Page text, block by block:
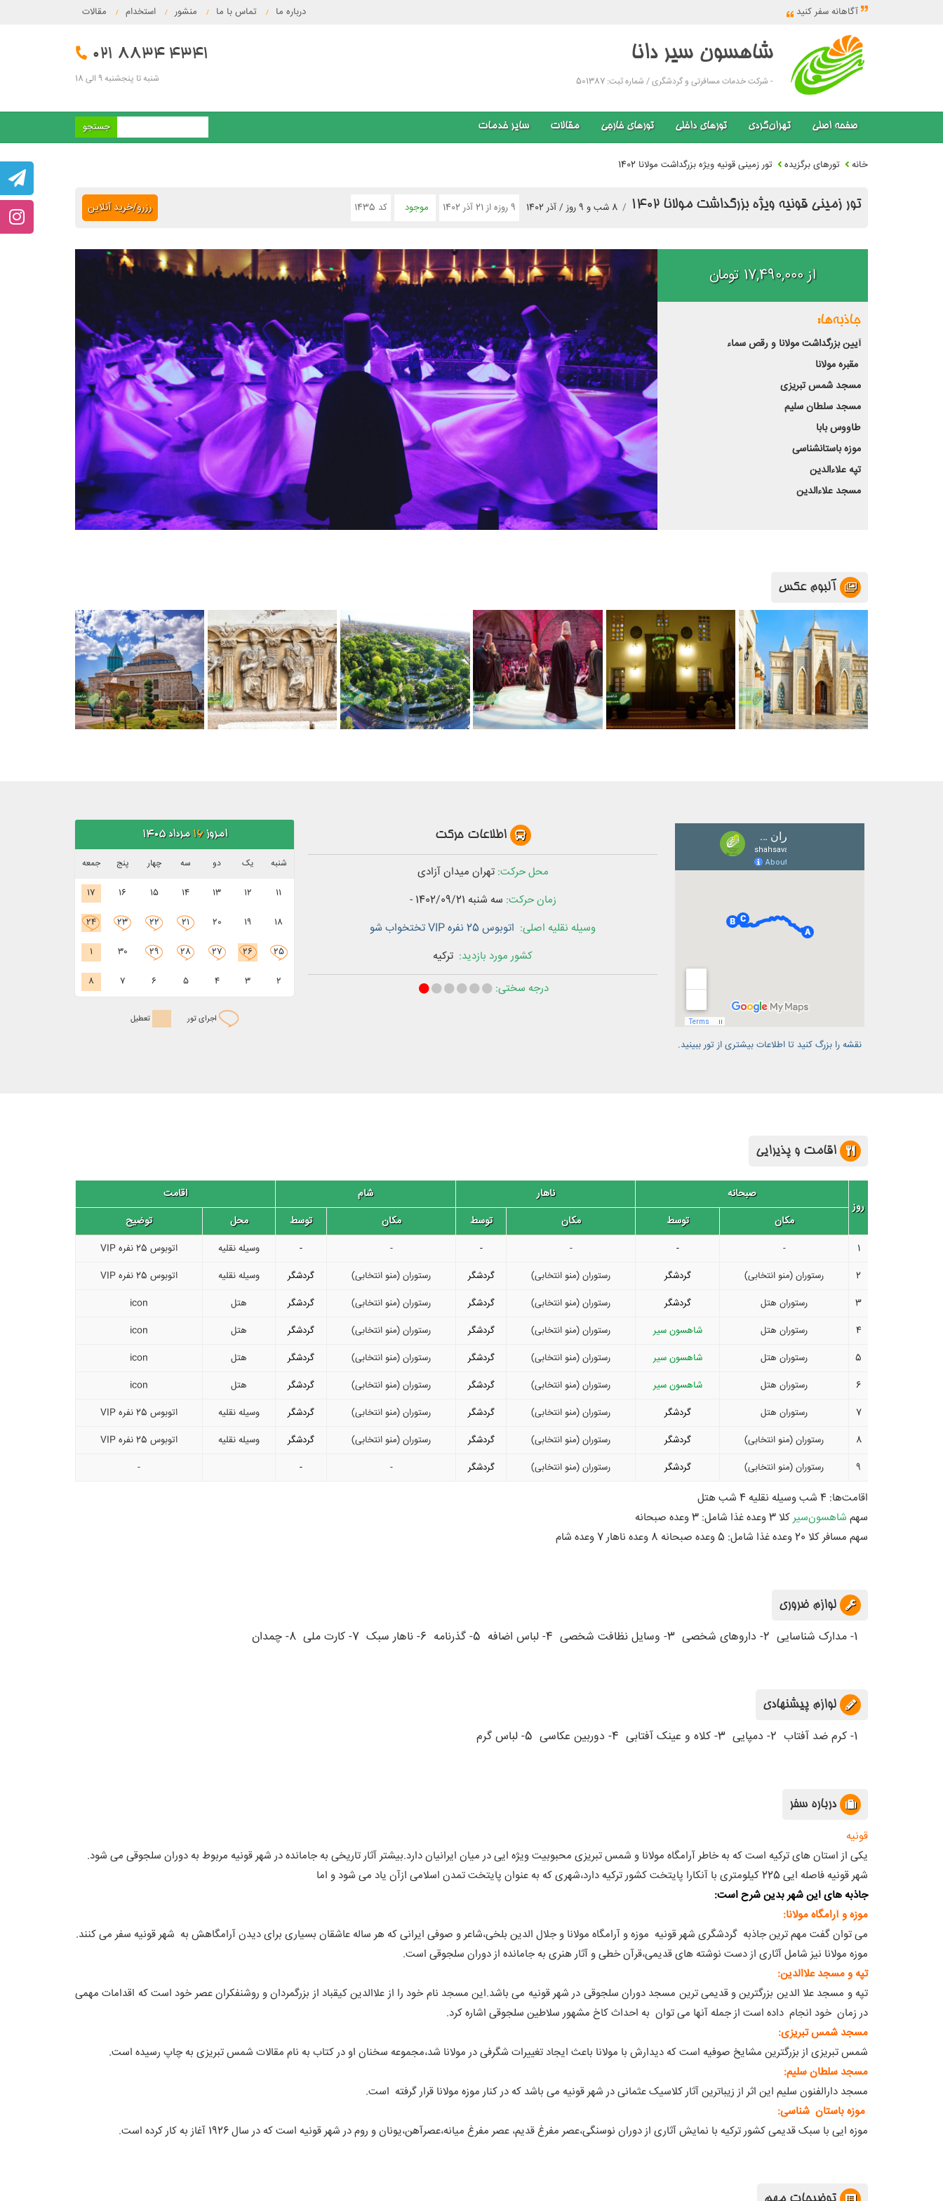
آگاهانه سفر کنید درباره ما / تماس با ما / منشور / استخدام / مقالات
شاهسون سیر دانا
- شرکت خدمات مسافرتی و گردشگری / شماره ثبت: 501387
021 8834 4341
شنبه تا پنجشنبه 9 الی 18
صفحه اصلی تهران‌گردی تورهای داخلی تورهای خارجی مقالات سایر خدمات
خانه تورهای برگزیده تور زمینی قونیه ویژه بزرگداشت مولانا 1402
تور زمینی قونیه ویژه بزرگداشت مولانا 1402 8 شب و 9 روز / آذر 1402 9 روزه از 21 آذر 1402 موجود کد 1435 رزرو/خرید آنلاین
از 17,490,000 تومان
جاذبه‌ها:
آیین بزرگداشت مولانا و رقص سماء
مقبره مولانا
مسجد شمس تبریزی
مسجد سلطان سلیم
طاووس بابا
موزه باستانشناسی
تپه علاءالدین
مسجد علاءالدین
آلبوم عکس
نقشه را بزرگ کنید تا اطلاعات بیشتری از تور ببینید.
اطلاعات حرکت
محل حرکت:تهران میدان آزادی
زمان حرکت: سه شنبه 1402/09/21
-
وسیله نقلیه اصلی: اتوبوس 25 نفره VIP تختخواب شو
کشور‌ مورد بازدید: ترکیه
درجه سختی:
امروز16 مرداد 1405
شنبه یک دو سه چهار پنج جمعه
11
12
13
14
15
16
17
18
19
20
21
22
23
24
25
26
27
28
29
30
1
2
3
4
5
6
7
8
اجرای تور تعطیل
اقامت و پذیرایی
روز
صبحانه ناهار شام
اقامت
مکان
توسط مکان توسط مکان توسط محل توضیح
1
-
-
-
-
-
- وسیله نقلیه
اتوبوس 25 نفره VIP
2
رستوران (منو انتخابی) گردشگر رستوران (منو انتخابی) گردشگر رستوران (منو انتخابی) گردشگر وسیله نقلیه
اتوبوس 25 نفره VIP
3
رستوران هتل گردشگر رستوران (منو انتخابی) گردشگر رستوران (منو انتخابی) گردشگر هتل
icon
4
رستوران هتل شاهسون سیر رستوران (منو انتخابی) گردشگر رستوران (منو انتخابی) گردشگر هتل
icon
5
رستوران هتل شاهسون سیر رستوران (منو انتخابی) گردشگر رستوران (منو انتخابی) گردشگر هتل
icon
6
رستوران هتل شاهسون سیر رستوران (منو انتخابی) گردشگر رستوران (منو انتخابی) گردشگر هتل
icon
7
رستوران هتل گردشگر رستوران (منو انتخابی) گردشگر رستوران (منو انتخابی) گردشگر وسیله نقلیه
اتوبوس 25 نفره VIP
8
رستوران (منو انتخابی) گردشگر رستوران (منو انتخابی) گردشگر رستوران (منو انتخابی) گردشگر وسیله نقلیه
اتوبوس 25 نفره VIP
9
رستوران (منو انتخابی) گردشگر رستوران (منو انتخابی) گردشگر -
-
-
اقامت‌ها: 4 شب وسیله نقلیه
4 شب هتل
سهم شاهسون‌سیرکلا 3 وعده غذا شامل:
3 وعده صبحانه
سهم مسافر کلا 20 وعده غذا شامل:
5 وعده صبحانه 8 وعده ناهار 7 وعده شام
لوازم ضروری
1- مدارک شناسایی 2- داروهای شخصی 3- وسایل نظافت شخصی 4- لباس اضافه 5- گذرنامه 6- ناهار سبک 7- کارت ملی 8- چمدان
لوازم پیشنهادی
1- کرم ضد آفتاب 2- دمپایی 3- کلاه و عینک آفتابی 4- دوربین عکاسی 5- لباس گرم
درباره سفر
قونیه
یکی از استان های ترکیه است که به خاطر آرامگاه مولانا و شمس تبریزی محبوبیت ویژه ایی در میان ایرانیان دارد.بیشتر آثار تاریخی به جامانده در شهر قونیه مربوط به دوران سلجوقی می شود.
شهر قونیه فاصله ایی 225 کیلومتری با آنکارا پایتخت کشور ترکیه دارد،شهری که به عنوان پایتخت تمدن اسلامی ازآن یاد می شود و اما
جاذبه های این شهر بدین شرح است:
موزه و آرامگاه مولانا:
می توان گفت مهم ترین جاذبه گردشگری شهر قونیه موزه و آرامگاه مولانا و جلال الدین بلخی،شاعر و صوفی ایرانی که هر ساله عاشقان بسیاری برای دیدن آرامگاهش به شهر قونیه سفر می کنند.
موزه مولانا نیز شامل آثاری از دست نوشته های قدیمی،قرآن خطی و آثار هنری به جامانده از دوران سلجوقی است.
تپه و مسجد علاالدین:
تپه و مسجد علا الدین بزرگترین و قدیمی ترین مسجد دوران سلجوقی در شهر قونیه می باشد.این مسجد نام خود را از علاالدین کیقباد از بزرگمردان و روشنفکران عصر خود است که اقدامات مهمی
در زمان خود انجام داده است از جمله آنها می توان به احداث کاخ مشهور سلاطین سلجوقی اشاره کرد.
مسجد شمس تبریزی:
شمس تبریزی از بزرگترین مشایخ صوفیه است که دیدارش با مولانا باعث ایجاد تغییرات شگرفی در مولانا شد،مجموعه سخنان او در کتاب به نام مقالات شمس تبریزی به چاپ رسیده است.
مسجد سلطان سلیم:
مسجد دارالفنون سلیم این اثر از زیباترین آثار کلاسیک عثمانی در شهر قونیه می باشد که در کنار موزه مولانا قرار گرفته است.
موزه باستان شناسی:
موزه ایی با سبک قدیمی کشور ترکیه با نمایش آثاری از دوران نوسنگی،عصر مفرغ قدیم، عصر مفرغ میانه،عصرآهن،یونان و روم در شهر قونیه است که در سال 1926 آغاز به کار کرده است.